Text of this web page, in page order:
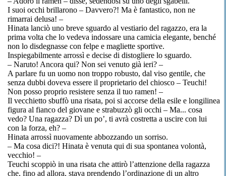
I suoi occhi brillarono – Davvero?! Ma è fantastico, non ne
rimarrai delusa! –
Hinata lanciò uno breve sguardo al vestiario del ragazzo, era la
prima volta che lo vedeva indossare una camicia elegante, benché
non lo disdegnasse con felpe e magliette sportive.
Inspiegabilmente arrossì e decise di distogliere lo sguardo.
– Naruto! Ancora qui? Non sei venuto già ieri? –
A parlare fu un uomo non troppo robusto, dal viso gentile, che
senza dubbi doveva essere il proprietario del chiosco – Teuchi!
Non posso proprio resistere senza il tuo ramen! –
Il vecchietto sbuffò una risata, poi si accorse della esile e longilinea
figura al fianco del giovane e strabuzzò gli occhi – Ma... cosa
vedo? Una ragazza? Dì un po’, ti avrà costretta a uscire con lui
con la forza, eh? –
Hinata arrossì nuovamente abbozzando un sorriso.
– Ma cosa dici?! Hinata è venuta qui di sua spontanea volontà,
vecchio! –
Teuchi scoppiò in una risata che attirò l’attenzione della ragazza
che, fino ad allora, stava prendendo l’ordinazione di un altro